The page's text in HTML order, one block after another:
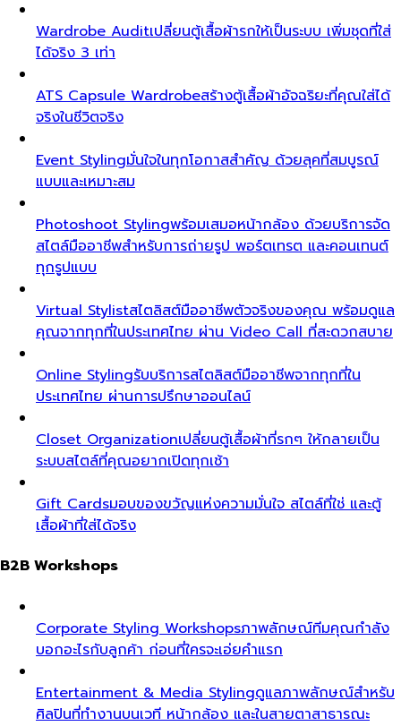
Wardrobe Auditเปลี่ยนตู้เสื้อผ้ารกให้เป็นระบบ เพิ่มชุดที่ใส่
ได้จริง 3 เท่า
ATS Capsule Wardrobeสร้างตู้เสื้อผ้าอัจฉริยะที่คุณใส่ได้
จริงในชีวิตจริง
Event Stylingมั่นใจในทุกโอกาสสำคัญ ด้วยลุคที่สมบูรณ์
แบบและเหมาะสม
Photoshoot Stylingพร้อมเสมอหน้ากล้อง ด้วยบริการจัด
สไตล์มืออาชีพสำหรับการถ่ายรูป พอร์ตเทรต และคอนเทนต์
ทุกรูปแบบ
Virtual Stylistสไตลิสต์มืออาชีพตัวจริงของคุณ พร้อมดูแล
คุณจากทุกที่ในประเทศไทย ผ่าน Video Call ที่สะดวกสบาย
Online Stylingรับบริการสไตลิสต์มืออาชีพจากทุกที่ใน
ประเทศไทย ผ่านการปรึกษาออนไลน์
Closet Organizationเปลี่ยนตู้เสื้อผ้าที่รกๆ ให้กลายเป็น
ระบบสไตล์ที่คุณอยากเปิดทุกเช้า
Gift Cardsมอบของขวัญแห่งความมั่นใจ สไตล์ที่ใช่ และตู้
เสื้อผ้าที่ใส่ได้จริง
B2B Workshops
Corporate Styling Workshopsภาพลักษณ์ทีมคุณกำลัง
บอกอะไรกับลูกค้า ก่อนที่ใครจะเอ่ยคำแรก
Entertainment & Media Stylingดูแลภาพลักษณ์สำหรับ
ศิลปินที่ทำงานบนเวที หน้ากล้อง และในสายตาสาธารณะ